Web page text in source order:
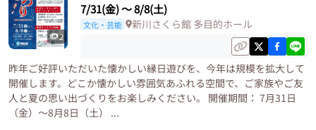
2
7/31(金)〜8/8(土)
文化・芸能 新川さくら館 多目的ホール
昨年ご好評いただいた懐かしい縁日遊びを、今年は規模を拡大して
開催します。どこか懐かしい雰囲気あふれる空間で、ご家族やご友
人と夏の思い出づくりをお楽しみください。 開催期間： 7月31日
（金）～8月8日（土） ...